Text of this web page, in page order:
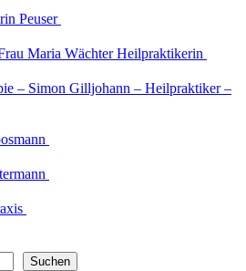
Peuser
Maria Wächter Heilpraktikerin
– Simon Gilljohann – Heilpraktiker –
Suchen